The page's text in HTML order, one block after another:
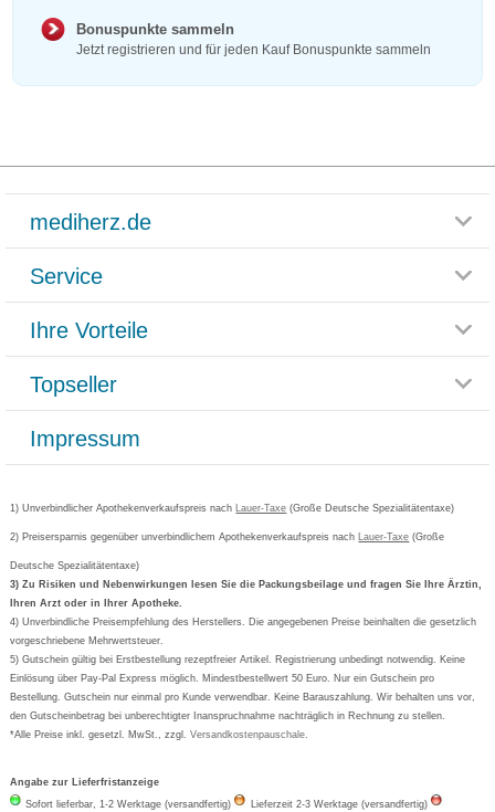
Bonuspunkte sammeln
Jetzt registrieren und für jeden Kauf Bonuspunkte sammeln
mediherz.de
Glossar
Häufig gestellte Fragen
Datenschutz
AGB
Cookie-Einstellungen
Vertrag widerrufen
Service
Rücksendemöglichkeit
Paketlieferstatus
Versandkosten
Bestellschein ausfüllen
Newsletteranmeldung
Ihre Vorteile
Rezeptlieferung
Bonusprogramm
Gutschein und Rabatte
Kundenbewertung
Topseller
Grippostad
Bepanthen
Formoline
Wick
Eucerin
Basica
Impressum
1) Unverbindlicher Apothekenverkaufspreis nach Lauer-Taxe (Große Deutsche Spezialitätentaxe)
2) Preisersparnis gegenüber unverbindlichem Apothekenverkaufspreis nach Lauer-Taxe (Große
Deutsche Spezialitätentaxe)
3) Zu Risiken und Nebenwirkungen lesen Sie die Packungsbeilage und fragen Sie Ihre Ärztin,
Ihren Arzt oder in Ihrer Apotheke.
4) Unverbindliche Preisempfehlung des Herstellers. Die angegebenen Preise beinhalten die gesetzlich
vorgeschriebene Mehrwertsteuer.
5) Gutschein gültig bei Erstbestellung rezeptfreier Artikel. Registrierung unbedingt notwendig. Keine
Einlösung über Pay-Pal Express möglich. Mindestbestellwert 50 Euro. Nur ein Gutschein pro
Bestellung. Gutschein nur einmal pro Kunde verwendbar. Keine Barauszahlung. Wir behalten uns vor,
den Gutscheinbetrag bei unberechtigter Inanspruchnahme nachträglich in Rechnung zu stellen.
*Alle Preise inkl. gesetzl. MwSt., zzgl.Versandkostenpauschale.
Angabe zur Lieferfristanzeige
Sofort lieferbar, 1-2 Werktage (versandfertig)
Lieferzeit 2-3 Werktage (versandfertig)